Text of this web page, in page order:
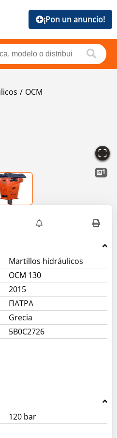
¡Pon un anuncio!
OCM
1
Martillos hidráulicos
OCM 130
2015
ΠΑΤΡΑ
Grecia
5B0C2726
120 bar